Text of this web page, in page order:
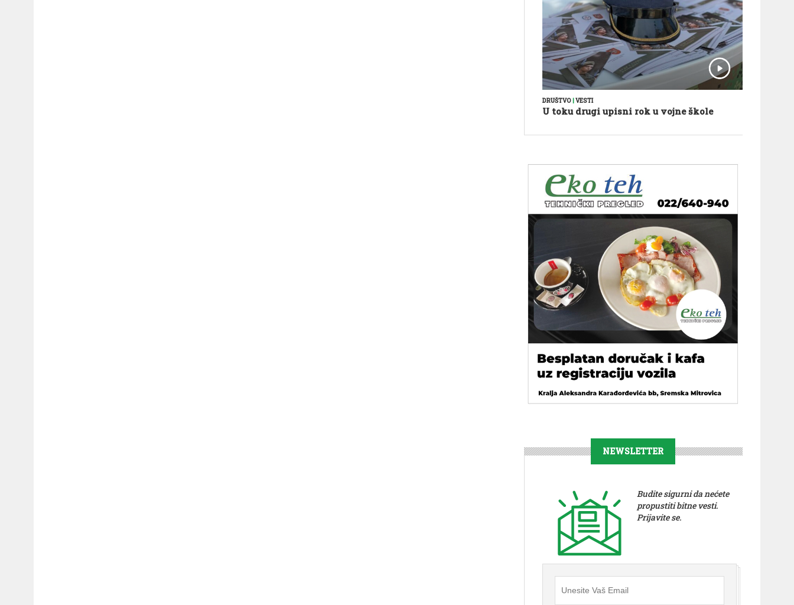
DRUŠTVO VESTI
U toku drugi upisni rok u vojne škole
NEWSLETTER
Budite sigurni da nećete
propustiti bitne vesti.
Prijavite se.